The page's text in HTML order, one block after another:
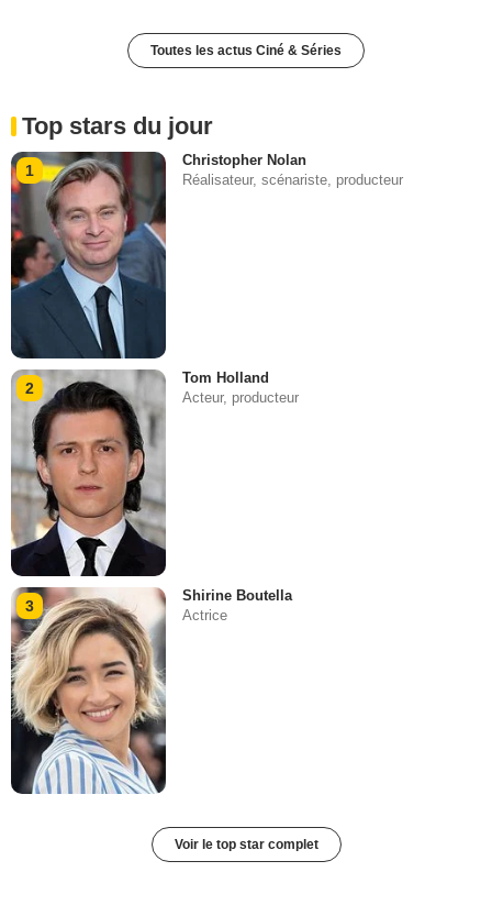
Toutes les actus Ciné & Séries
Top stars du jour
1
Christopher Nolan
Réalisateur, scénariste, producteur
2
Tom Holland
Acteur, producteur
3
Shirine Boutella
Actrice
Voir le top star complet